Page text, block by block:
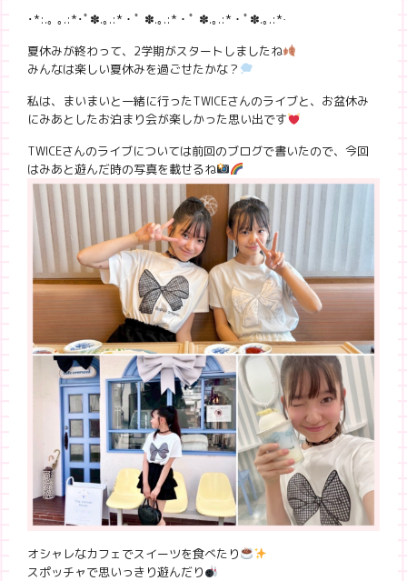
･*:.｡ ｡.:*･ﾟ✽.｡.:*・ﾟ ✽.｡.:*・ﾟ ✽.｡.:*・ﾟ✽.｡.:*·
夏休みが終わって、2学期がスタートしましたね
みんなは楽しい夏休みを過ごせたかな？
私は、まいまいと一緒に行ったTWICEさんのライブと、お盆休み
にみあとしたお泊まり会が楽しかった思い出です
TWICEさんのライブについては前回のブログで書いたので、今回
はみあと遊んだ時の写真を載せるね
オシャレなカフェでスイーツを食べたり
スポッチャで思いっきり遊んだり